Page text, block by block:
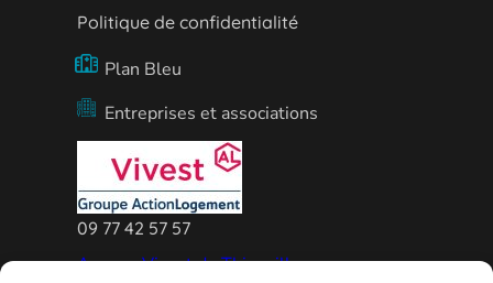
Politique de confidentialité
Plan Bleu
Entreprises et associations
09 77 42 57 57
Agence Vivest de Thionville